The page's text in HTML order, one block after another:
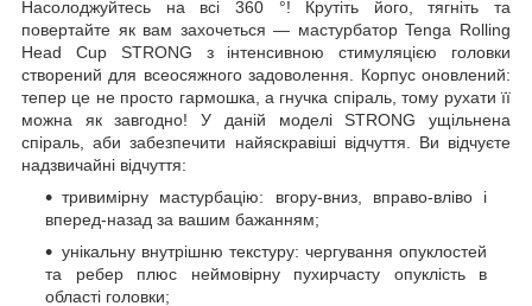
Насолоджуйтесь на всі 360 °! Крутіть його, тягніть та
повертайте як вам захочеться — мастурбатор Tenga Rolling
Head Cup STRONG з інтенсивною стимуляцією головки
створений для всеосяжного задоволення. Корпус оновлений:
тепер це не просто гармошка, а гнучка спіраль, тому рухати її
можна як завгодно! У даній моделі STRONG ущільнена
спіраль, аби забезпечити найяскравіші відчуття. Ви відчуєте
надзвичайні відчуття:
тривимірну мастурбацію: вгору-вниз, вправо-вліво і
вперед-назад за вашим бажанням;
унікальну внутрішню текстуру: чергування опуклостей
та ребер плюс неймовірну пухирчасту опуклість в
області головки;